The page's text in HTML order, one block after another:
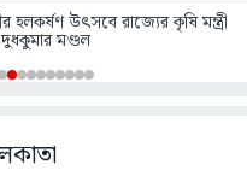
হলকর্ষণ উৎসবে রাজ্যের কৃষি মন্ত্রী
দুধকুমার মণ্ডল